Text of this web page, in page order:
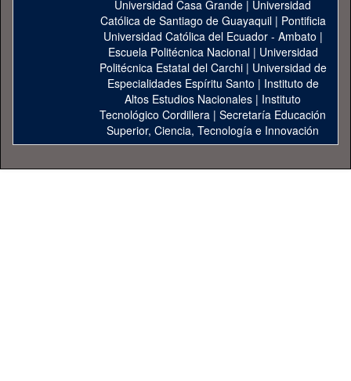
Universidad Casa Grande | Universidad
Católica de Santiago de Guayaquil| Pontificia
Universidad Católica del Ecuador - Ambato |
Escuela Politécnica Nacional| Universidad
Politécnica Estatal del Carchi| Universidad de
Especialidades Espíritu Santo | Instituto de
Altos Estudios Nacionales | Instituto
Tecnológico Cordillera | Secretaría Educación
Superior, Ciencia, Tecnología e Innovación